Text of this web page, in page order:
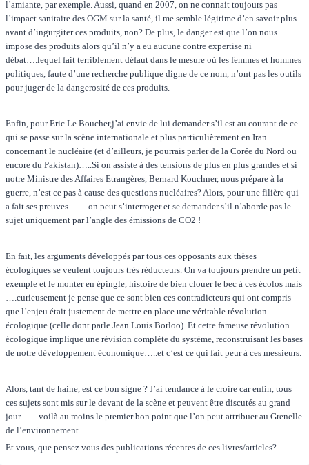
l’amiante, par exemple. Aussi, quand en 2007, on ne connait toujours pas
l’impact sanitaire des OGM sur la santé, il me semble légitime d’en savoir plus
avant d’ingurgiter ces produits, non? De plus, le danger est que l’on nous
impose des produits alors qu’il n’y a eu aucune contre expertise ni
débat….lequel fait terriblement défaut dans le mesure où les femmes et hommes
politiques, faute d’une recherche publique digne de ce nom, n’ont pas les outils
pour juger de la dangerosité de ces produits.
Enfin, pour Eric Le Boucher,j’ai envie de lui demander s’il est au courant de ce
qui se passe sur la scène internationale et plus particulièrement en Iran
concernant le nucléaire (et d’ailleurs, je pourrais parler de la Corée du Nord ou
encore du Pakistan)…..Si on assiste à des tensions de plus en plus grandes et si
notre Ministre des Affaires Etrangères, Bernard Kouchner, nous prépare à la
guerre, n’est ce pas à cause des questions nucléaires? Alors, pour une filière qui
a fait ses preuves ……on peut s’interroger et se demander s’il n’aborde pas le
sujet uniquement par l’angle des émissions de CO2 !
En fait, les arguments développés par tous ces opposants aux thèses
écologiques se veulent toujours très réducteurs. On va toujours prendre un petit
exemple et le monter en épingle, histoire de bien clouer le bec à ces écolos mais
….curieusement je pense que ce sont bien ces contradicteurs qui ont compris
que l’enjeu était justement de mettre en place une véritable révolution
écologique (celle dont parle Jean Louis Borloo). Et cette fameuse révolution
écologique implique une révision complète du système, reconstruisant les bases
de notre développement économique…..et c’est ce qui fait peur à ces messieurs.
Alors, tant de haine, est ce bon signe ? J’ai tendance à le croire car enfin, tous
ces sujets sont mis sur le devant de la scène et peuvent être discutés au grand
jour……voilà au moins le premier bon point que l’on peut attribuer au Grenelle
de l’environnement.
Et vous, que pensez vous des publications récentes de ces livres/articles?